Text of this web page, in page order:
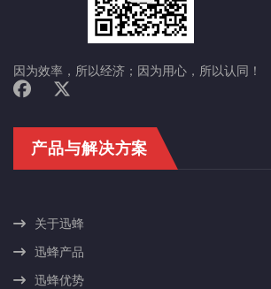
因为效率，所以经济；因为用心，所以认同！
产品与解决方案
关于迅蜂
迅蜂产品
迅蜂优势